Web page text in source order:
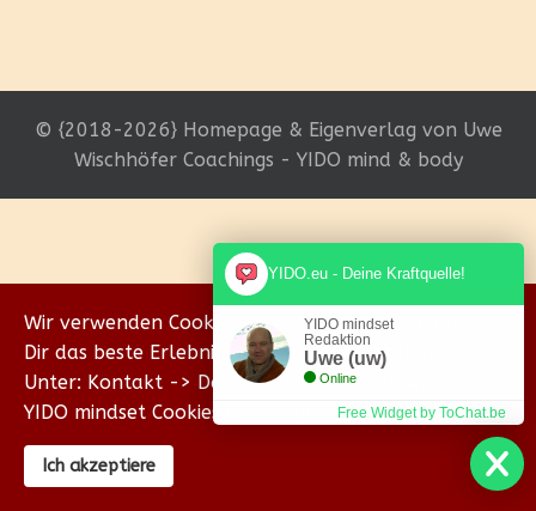
© {2018-2026} Homepage & Eigenverlag von Uwe
Wischhöfer Coachings - YIDO mind & body
Wir verwenden Cookies, um sicherzustellen, dass wir
Dir das beste Erlebnis auf unserer Website bieten.
Unter: Kontakt -> Datenschutz erklären wir Dir, wie
YIDO mindset Cookies verwendet.
Ich akzeptiere
YIDO.eu - Deine Kraftquelle!
YIDO mindset
Redaktion
Uwe (uw)
Online
Free Widget by ToChat.be